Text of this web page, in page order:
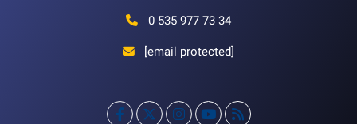
0 535 977 73 34
[email protected]